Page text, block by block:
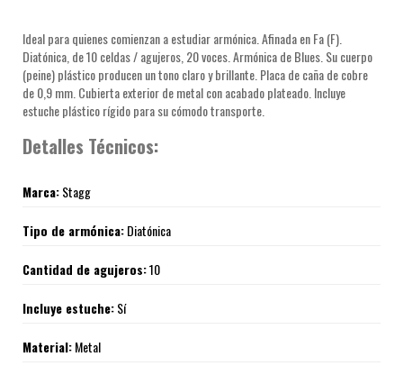
Ideal para quienes comienzan a estudiar armónica. Afinada en Fa (F).
Diatónica, de 10 celdas / agujeros, 20 voces. Armónica de Blues. Su cuerpo
(peine) plástico producen un tono claro y brillante. Placa de caña de cobre
de 0,9 mm. Cubierta exterior de metal con acabado plateado. Incluye
estuche plástico rígido para su cómodo transporte.
Detalles Técnicos:
Marca:Stagg
Tipo de armónica:Diatónica
Cantidad de agujeros:10
Incluye estuche:Sí
Material:Metal